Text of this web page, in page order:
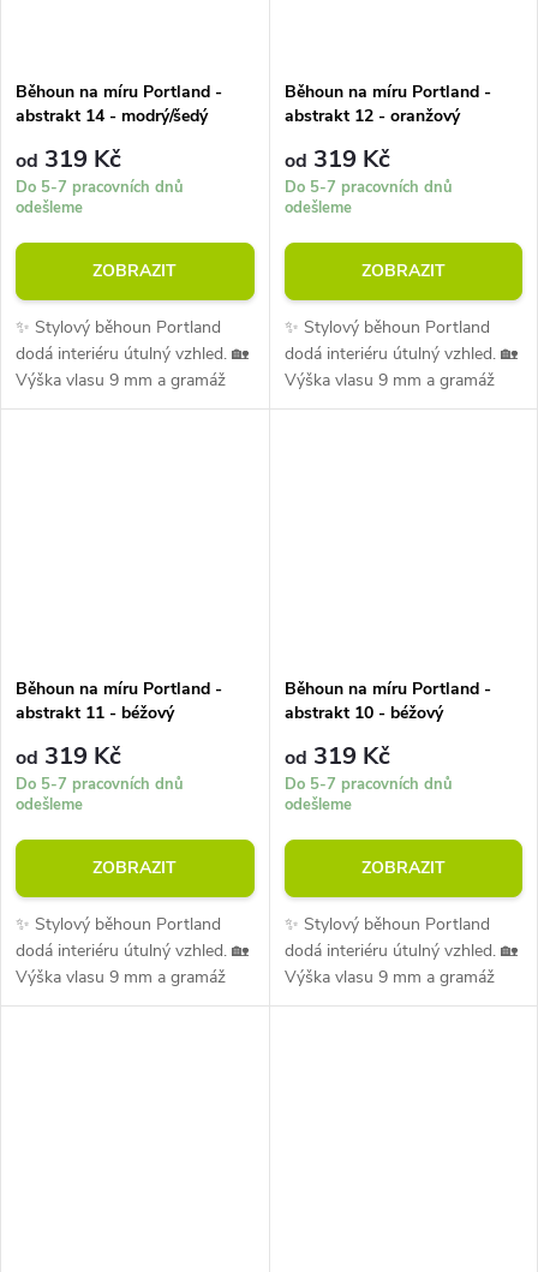
Běhoun na míru Portland -
abstrakt 14 - modrý/šedý
od 319 Kč
Do 5-7 pracovních dnů
odešleme
ZOBRAZIT
✨ Stylový běhoun Portland
dodá interiéru útulný vzhled. 🏡
Výška vlasu 9 mm a gramáž
1300 g/m² zajišťují pohodlí při
Běhoun na míru Portland -
abstrakt 12 - oranžový
od 319 Kč
Do 5-7 pracovních dnů
odešleme
ZOBRAZIT
✨ Stylový běhoun Portland
dodá interiéru útulný vzhled. 🏡
Výška vlasu 9 mm a gramáž
1300 g/m² zajišťují pohodlí při
Běhoun na míru Portland -
abstrakt 11 - béžový
od 319 Kč
Do 5-7 pracovních dnů
odešleme
ZOBRAZIT
✨ Stylový běhoun Portland
dodá interiéru útulný vzhled. 🏡
Výška vlasu 9 mm a gramáž
1300 g/m² zajišťují pohodlí při
Běhoun na míru Portland -
abstrakt 10 - béžový
od 319 Kč
Do 5-7 pracovních dnů
odešleme
ZOBRAZIT
✨ Stylový běhoun Portland
dodá interiéru útulný vzhled. 🏡
Výška vlasu 9 mm a gramáž
1300 g/m² zajišťují pohodlí při